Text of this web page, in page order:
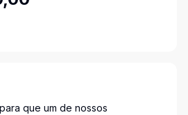
que um de nossos